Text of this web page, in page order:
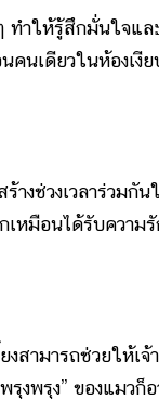
ให้รู้สึกมั่นใจแล
คนเดียวในห้องเงี
วงเวลาร่วมกันใ
หมือนได้รับความ
ามารถช่วยให้เจ้
งพรุง” ของแมวก็